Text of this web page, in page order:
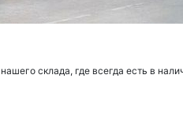
склада, где всегда есть в